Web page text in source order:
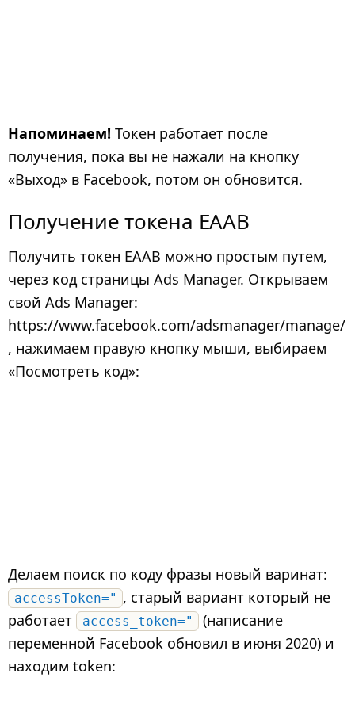
Напоминаем! Токен работает после
получения, пока вы не нажали на кнопку
«Выход» в Facebook, потом он обновится.
Получение токена EAAB
Получить токен EAAB можно простым путем,
через код страницы Ads Manager. Открываем
свой Ads Manager:
https://www.facebook.com/adsmanager/manage/
, нажимаем правую кнопку мыши, выбираем
«Посмотреть код»:
Делаем поиск по коду фразы новый варинат:
accessToken=" , старый вариант который не
работает
access_token="
(написание
переменной Facebook обновил в июня 2020) и
находим token: